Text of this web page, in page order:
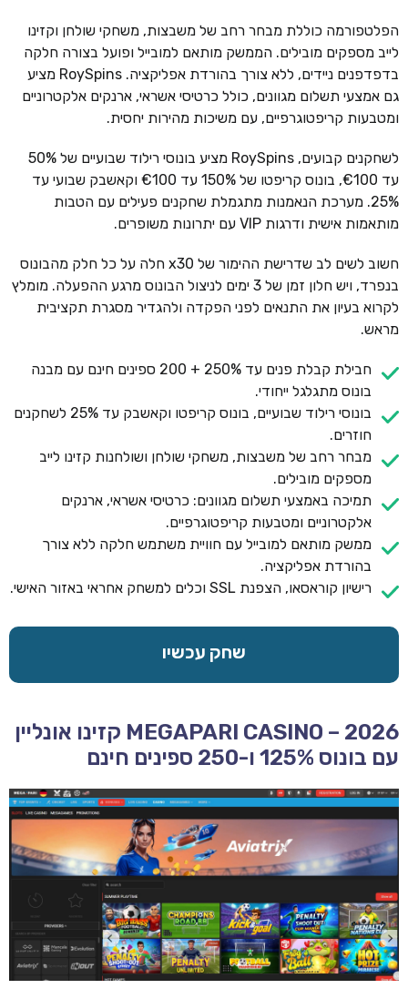
הפלטפורמה כוללת מבחר רחב של משבצות, משחקי שולחן וקזינו
לייב מספקים מובילים. הממשק מותאם למובייל ופועל בצורה חלקה
בדפדפנים ניידים, ללא צורך בהורדת אפליקציה. RoySpins מציע
גם אמצעי תשלום מגוונים, כולל כרטיסי אשראי, ארנקים אלקטרוניים
ומטבעות קריפטוגרפיים, עם משיכות מהירות יחסית.
לשחקנים קבועים, RoySpins מציע בונוסי רילוד שבועיים של 50%
עד €100, בונוס קריפטו של 150% עד €100 וקאשבק שבועי עד
25%. מערכת הנאמנות מתגמלת שחקנים פעילים עם הטבות
מותאמות אישית ודרגות VIP עם יתרונות משופרים.
חשוב לשים לב שדרישת ההימור של x30 חלה על כל חלק מהבונוס
בנפרד, ויש חלון זמן של 3 ימים לניצול הבונוס מרגע ההפעלה. מומלץ
לקרוא בעיון את התנאים לפני הפקדה ולהגדיר מסגרת תקציבית
מראש.
חבילת קבלת פנים עד 250% + 200 ספינים חינם עם מבנה
בונוס מתגלגל ייחודי.
בונוסי רילוד שבועיים, בונוס קריפטו וקאשבק עד 25% לשחקנים
חוזרים.
מבחר רחב של משבצות, משחקי שולחן ושולחנות קזינו לייב
מספקים מובילים.
תמיכה באמצעי תשלום מגוונים: כרטיסי אשראי, ארנקים
אלקטרוניים ומטבעות קריפטוגרפיים.
ממשק מותאם למובייל עם חוויית משתמש חלקה ללא צורך
בהורדת אפליקציה.
רישיון קוראסאו, הצפנת SSL וכלים למשחק אחראי באזור האישי.
שחק עכשיו
MEGAPARI CASINO – 2026 קזינו אונליין
עם בונוס 125% ו-250 ספינים חינם